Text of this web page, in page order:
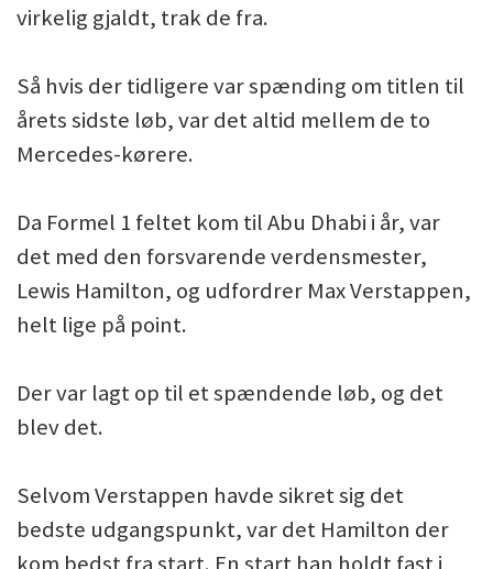
virkelig gjaldt, trak de fra.
Så hvis der tidligere var spænding om titlen til
årets sidste løb, var det altid mellem de to
Mercedes-kørere.
Da Formel 1 feltet kom til Abu Dhabi i år, var
det med den forsvarende verdensmester,
Lewis Hamilton, og udfordrer Max Verstappen,
helt lige på point.
Der var lagt op til et spændende løb, og det
blev det.
Selvom Verstappen havde sikret sig det
bedste udgangspunkt, var det Hamilton der